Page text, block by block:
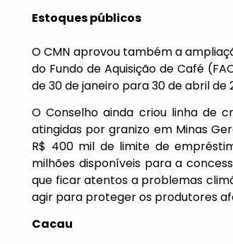
Estoques públicos
O CMN aprovou também a
do Fundo de Aquisição de Café
de 30 de janeiro para 30 de abril de
O Conselho ainda criou linha de
atingidas por granizo em Minas
R$ 400 mil de limite de
milhões disponíveis para a
que ficar atentos a problemas
agir para proteger os produtores
Cacau